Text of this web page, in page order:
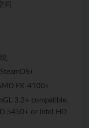
间
FX-4100+
3.2+ compatible,
5450+ or Intel HD